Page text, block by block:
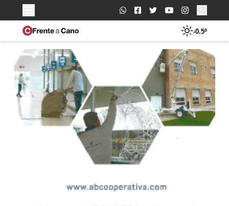
Buscar:
-0.5º